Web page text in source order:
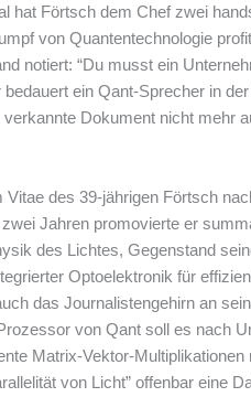
hat Förtsch dem Chef zwei
von Quantentechnologie
notiert: “Du musst ein
ein Qant-Sprecher in
Dokument nicht mehr
des 39-jährigen Förtsch
Jahren promovierte er
des Lichtes, Gegenstand
Optoelektronik für
das Journalistengehirn an
von Qant soll es nach
Matrix-Vektor-
von Licht” offenbar eine